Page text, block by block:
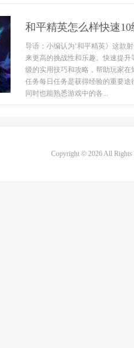
和平精英怎么样快速10
导语：小编认为‘和平精英》这款
来更高的挑战性和乐趣。快速提
级的实用技巧和攻略，帮助玩家
任务每日任务是获得经验的重要
同时也能熟悉游戏中的各...
Copyright © 2026 All